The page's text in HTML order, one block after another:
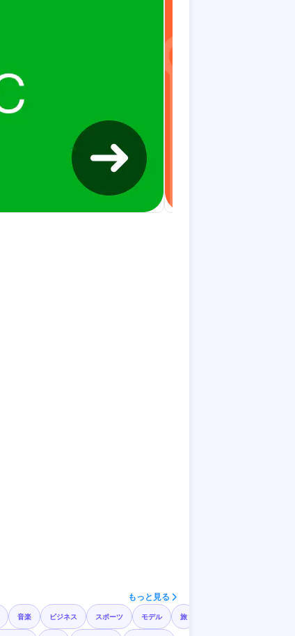
もっと見る
音楽 ビジネス スポーツ モデル 旅